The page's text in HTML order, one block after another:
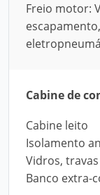
Freio motor:
Cabine de
Cabine leito
Isolamento
Vidros,
Banco extra-